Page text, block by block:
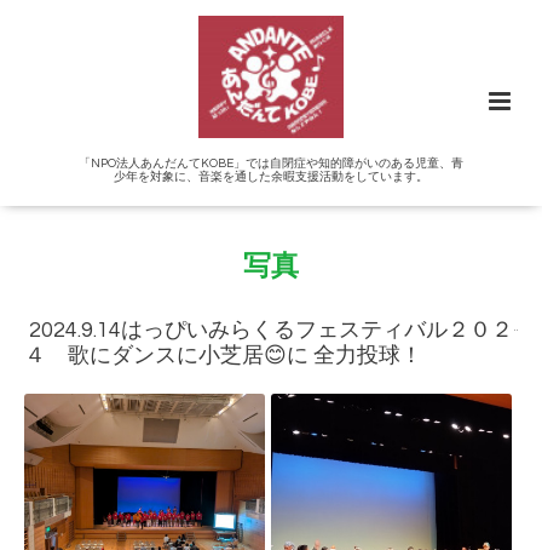
「NPO法人あんだんてKOBE」では自閉症や知的障がいのある児童、青
少年を対象に、音楽を通した余暇支援活動をしています。
写真
2024.9.14はっぴいみらくるフェスティバル２０２
４ 歌にダンスに小芝居😊に 全力投球！